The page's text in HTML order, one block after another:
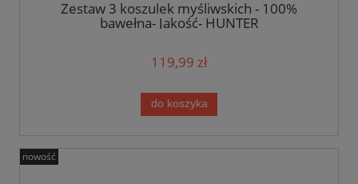
Zestaw 3 koszulek myśliwskich - 100%
bawełna- Jakość- HUNTER
119,99 zł
do koszyka
nowość